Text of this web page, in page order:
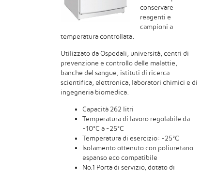
conservare
reagenti e
campioni a
temperatura controllata.
Utilizzato da Ospedali, università, centri di
prevenzione e controllo delle malattie,
banche del sangue, istituti di ricerca
scientifica, elettronica, laboratori chimici e di
ingegneria biomedica.
Capacità 262 litri
Temperatura di lavoro regolabile da
-10°C a -25°C
Temperatura di esercizio: -25°C
Isolamento ottenuto con poliuretano
espanso eco compatibile
No.1 Porta di servizio, dotato di